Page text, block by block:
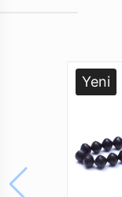
Tesbihi Çekme
Paketleme ve
* Farklı monitör
gerçek rengi
olabilir.
Yeni